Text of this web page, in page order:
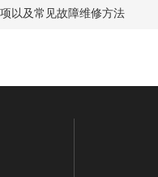
以及常见故障维修方法